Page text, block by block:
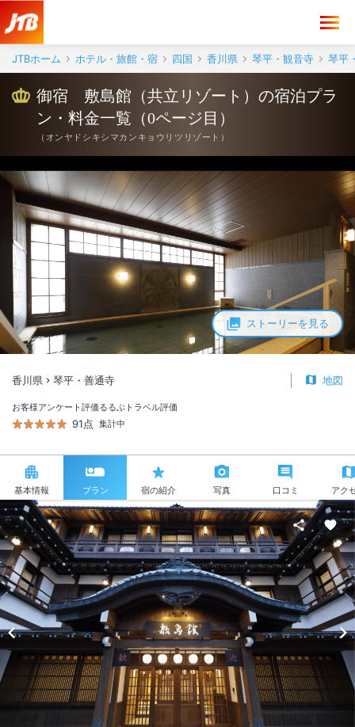
JTBホーム ホテル・旅館・宿 四国 香川県 琴平・観音寺 琴平
ストーリーを見る
御宿 敷島館（共立リゾート）の宿泊プラ
ン・料金一覧（0ページ目）
（ オンヤドシキシマカンキョウリツリゾート ）
香川県 琴平・善通寺 地図
お客様アンケート評価
91点
るるぶトラベル評価
集計中
基本情報 プラン 宿の紹介 写真 口コミ アク